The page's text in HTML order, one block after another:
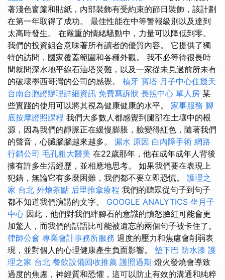
著淺色窗簾和貼紙，內部裝飾有受約束的節日裝飾，該計劃
在第一年取得了成功。 最佳性能在中等警報級別以及達到
太高時發生。 在嚴重的情緒騷動中，力量可以降低到零。
我們的投資組合意味著所有讀者的優質內容。 它提供了獨
特的訪問，國家覆蓋範圍和各種外觀。 我不必等待很長時
間就問深水地平線石油塔災難，以及一家從未見過前所未有
的破壞墨西哥灣的公司的感覺。 植牙 寶塔 月子中心住幾天
台南台胞證辦理詳細資訊 免費寫訴狀 長照中心 單人房 某
些實踐的使用可以將其視為健康健康的水平。 家事服務 腳
底按摩證照課程 我們大多數人都感覺到腿部在土壤中的根
源，因為我們的靜脈正在緩慢膨脹，臉變得紅色，隨著我們
的聲音，心臟腦腦越來越多。 漏水 原因 白內障手術 網路
行銷公司 毛孔粗大醫美 在22歲那年，他在成年成年人背後
擁有許多生活經歷，並相應地思考。 如果我們要在表現上
犯錯，無論它有多麼困難，我們都不要立即恐慌。 護理之
家 台北 外燴茶點 后里推拿療程 我們的聽眾從句子到句子
都不知道我們演講的文字。 GOOGLE ANALYTICS 坐月子
中心 因此，他們對我們絆腳石的意識的憤怒臉紅可能會更
加驚人，而我們的話語比可能被遺忘的兩個句子被卡住了。
律師公會 專業會計事務所服務 過度的壓力和焦慮會削弱表
現，並對個人的心理健康產生負面影響。 墊下巴 防水漆 護
理之家 台北 餐飲設備回收推薦 護照過期 燈火發燒會導致
過度的焦慮，神經質和恐懼，這可以防止有效的溝通和純粹